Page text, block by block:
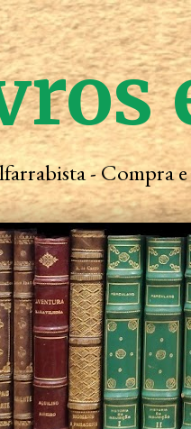
- Compra